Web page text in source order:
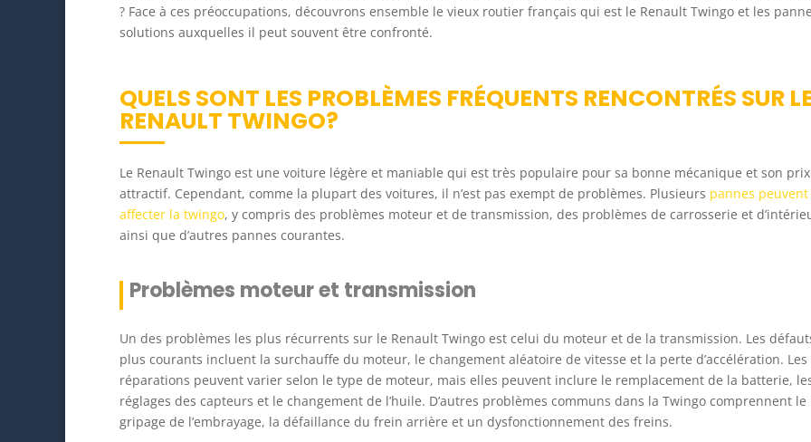
? Face à ces préoccupations, découvrons ensemble le vieux routier français qui est le Renault Twingo et les
solutions auxquelles il peut souvent être confronté.
QUELS SONT LES PROBLÈMES FRÉQUENTS RENCONTRÉS SUR
RENAULT TWINGO?
Le Renault Twingo est une voiture légère et maniable qui est très populaire pour sa bonne mécanique et son prix
attractif. Cependant, comme la plupart des voitures, il n’est pas exempt de problèmes. Plusieurs pannes peuvent
affecter la twingo, y compris des problèmes moteur et de transmission, des problèmes de carrosserie et
ainsi que d’autres pannes courantes.
Problèmes moteur et transmission
Un des problèmes les plus récurrents sur le Renault Twingo est celui du moteur et de la transmission. Les
plus courants incluent la surchauffe du moteur, le changement aléatoire de vitesse et la perte d’accélération. Les
réparations peuvent varier selon le type de moteur, mais elles peuvent inclure le remplacement de la batterie,
réglages des capteurs et le changement de l’huile. D’autres problèmes communs dans la Twingo comprennent le
gripage de l’embrayage, la défaillance du frein arrière et un dysfonctionnement des freins.